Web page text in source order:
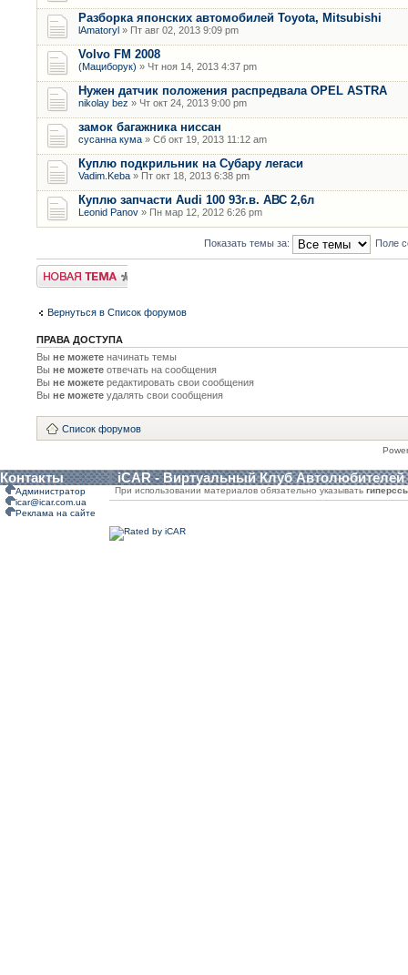
Разборка японских автомобилей Toyota, Mitsubishi
lAmatoryl » Пт авг 02, 2013 9:09 pm
Volvo FM 2008
(Мациборук) » Чт ноя 14, 2013 4:37 pm
Нужен датчик положения распредвала OPEL ASTRA
nikolay bez » Чт окт 24, 2013 9:00 pm
замок багажника ниссан
сусанна кума » Сб окт 19, 2013 11:12 am
Куплю подкрильник на Субару легаси
Vadim.Keba » Пт окт 18, 2013 6:38 pm
Куплю запчасти Audi 100 93г.в. АВС 2,6л
Leonid Panov » Пн мар 12, 2012 6:26 pm
Показать темы за: Поле
Новая тема
Вернуться в Список форумов
ПРАВА ДОСТУПА
Вы не можете начинать темы
Вы не можете отвечать на сообщения
Вы не можете редактировать свои сообщения
Вы не можете удалять свои сообщения
Список форумов
Контакты iCAR - Виртуальный Клуб Автолюбителей
Администратор
icar@icar.com.ua
Реклама на сайте
При использовании материалов обязательно указывать